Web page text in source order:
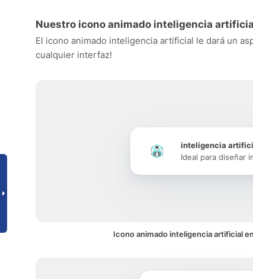
Nuestro icono animado inteligencia
El icono animado inteligencia artificial le dará un
cualquier interfaz!
inteligencia
Ideal para diseñar
Icono animado inteligencia artificial